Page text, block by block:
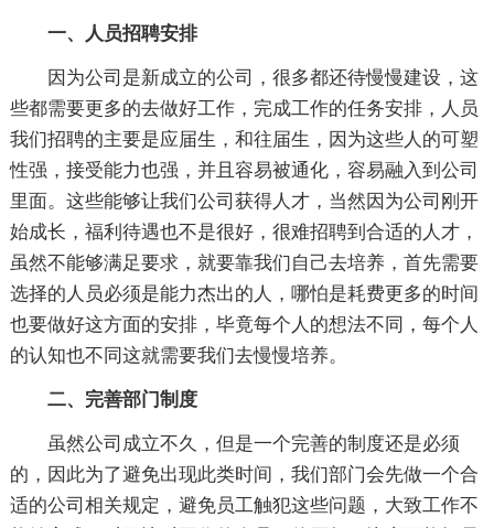
一、人员招聘安排
因为公司是新成立的公司，很多都还待慢慢建设，这
些都需要更多的去做好工作，完成工作的任务安排，人员
我们招聘的主要是应届生，和往届生，因为这些人的可塑
性强，接受能力也强，并且容易被通化，容易融入到公司
里面。这些能够让我们公司获得人才，当然因为公司刚开
始成长，福利待遇也不是很好，很难招聘到合适的人才，
虽然不能够满足要求，就要靠我们自己去培养，首先需要
选择的人员必须是能力杰出的人，哪怕是耗费更多的时间
也要做好这方面的安排，毕竟每个人的想法不同，每个人
的认知也不同这就需要我们去慢慢培养。
二、完善部门制度
虽然公司成立不久，但是一个完善的制度还是必须
的，因此为了避免出现此类时间，我们部门会先做一个合
适的公司相关规定，避免员工触犯这些问题，大致工作不